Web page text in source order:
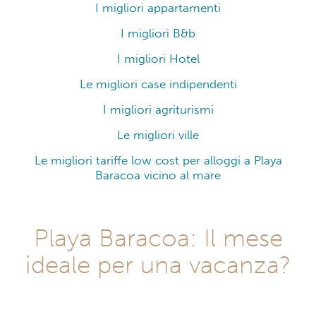
I migliori appartamenti
I migliori B&b
I migliori Hotel
Le migliori case indipendenti
I migliori agriturismi
Le migliori ville
Le migliori tariffe low cost per alloggi a Playa
Baracoa vicino al mare
Playa Baracoa: Il mese
ideale per una vacanza?